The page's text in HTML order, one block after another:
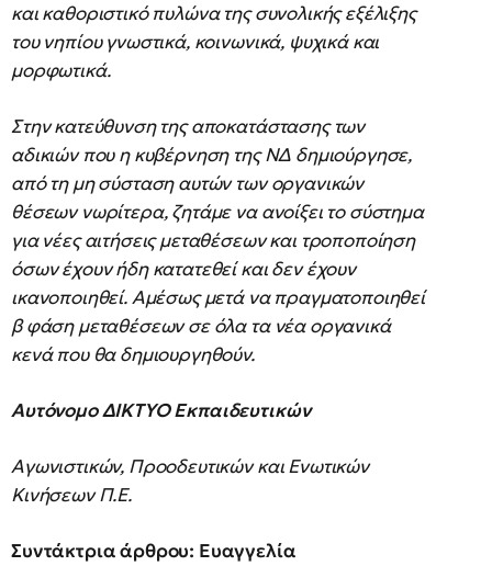
και καθοριστικό πυλώνα της συνολικής εξέλιξης
του νηπίου γνωστικά, κοινωνικά, ψυχικά και
μορφωτικά.
Στην κατεύθυνση της αποκατάστασης των
αδικιών που η κυβέρνηση της ΝΔ δημιούργησε,
από τη μη σύσταση αυτών των οργανικών
θέσεων νωρίτερα, ζητάμε να ανοίξει το σύστημα
για νέες αιτήσεις μεταθέσεων και τροποποίηση
όσων έχουν ήδη κατατεθεί και δεν έχουν
ικανοποιηθεί. Αμέσως μετά να πραγματοποιηθεί
β φάση μεταθέσεων σε όλα τα νέα οργανικά
κενά που θα δημιουργηθούν.
Αυτόνομο ΔΙΚΤΥΟ Εκπαιδευτικών
Αγωνιστικών, Προοδευτικών και Ενωτικών
Κινήσεων Π.Ε.
Συντάκτρια άρθρου: Ευαγγελία